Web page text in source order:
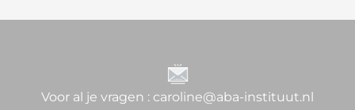
Voor al je vragen : caroline@aba-instituut.nl